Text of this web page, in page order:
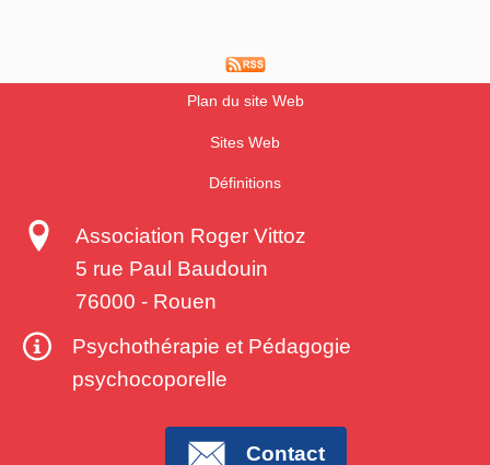
Plan du site Web
Sites Web
Définitions
Association Roger Vittoz
5 rue Paul Baudouin
76000 - Rouen
Psychothérapie et Pédagogie
psychocoporelle
Contact